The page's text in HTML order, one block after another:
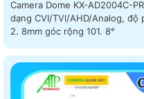
Camera Dome KX-AD2004C-
dạng CVI/TVI/AHD/Analog, độ
2. 8mm góc rộng 101. 8°